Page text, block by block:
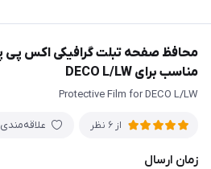
مناسب برای DECO L/LW
Protective Film for DECO L/LW
از 6 نظر علاقه‌مندی
زمان ارسال